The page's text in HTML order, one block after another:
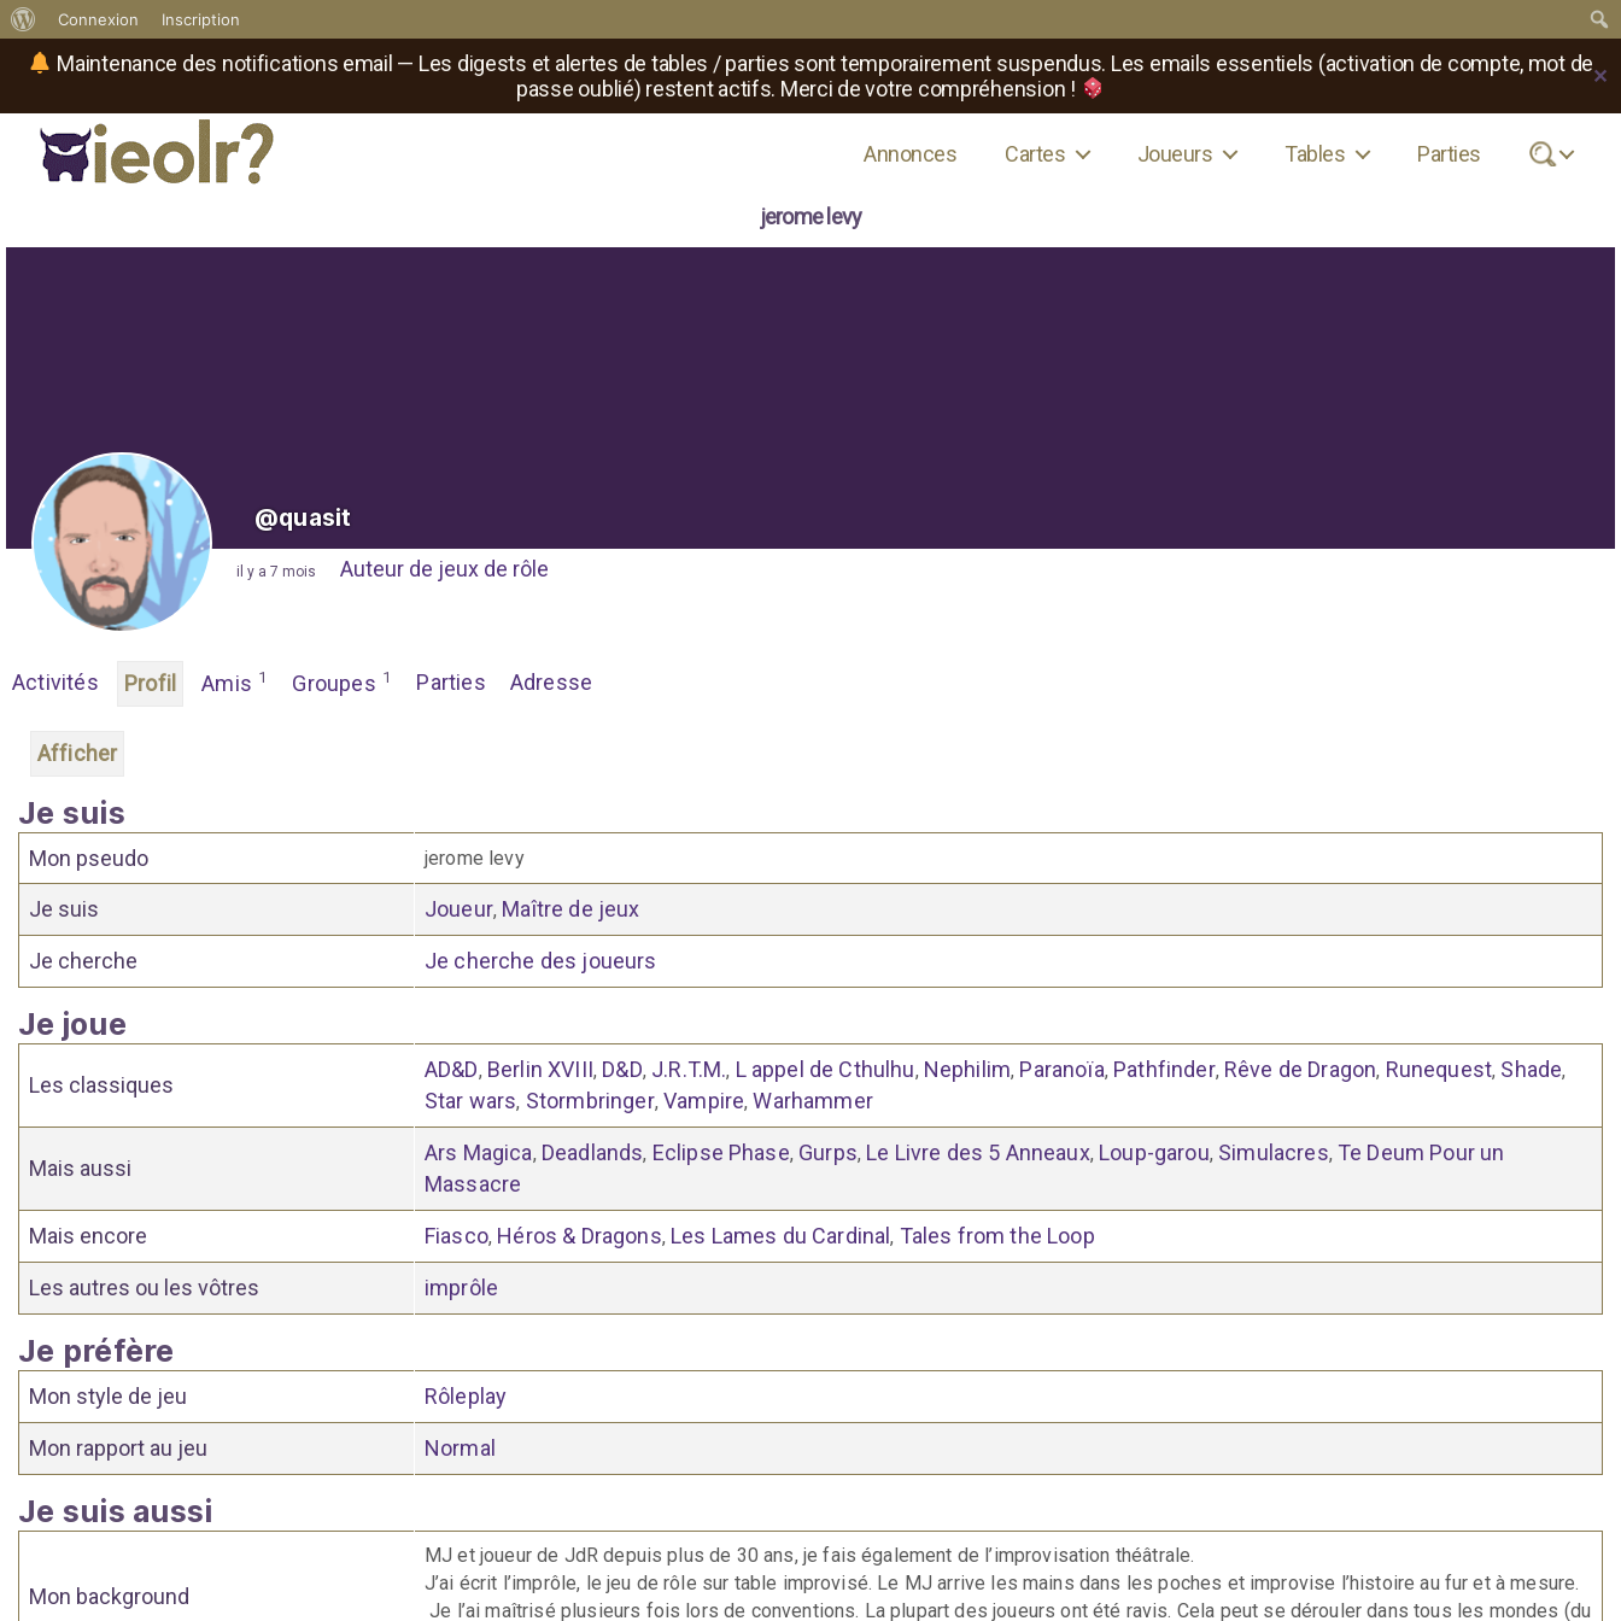
Maintenance des notifications email — Les digests et alertes de tables / parties sont temporairement suspendus. Les emails essentiels (activation de compte, mot de
passe oublié) restent actifs. Merci de votre compréhension !
✕
propos
WordPress
Connexion Inscription
où
Annonces Cartes Joueurs Tables Parties .
jerome levy
@quasit
il y a 7 mois Auteur de jeux de rôle
Activités Profil Amis 1 Groupes 1 Parties Adresse
Afficher
Je suis
Mon pseudo jerome levy
Je suis Joueur, Maître de jeux
Je cherche Je cherche des joueurs
Je joue
Les classiques
AD&D, Berlin XVIII, D&D, J.R.T.M., L appel de Cthulhu, Nephilim, Paranoïa, Pathfinder, Rêve de Dragon, Runequest, Shade,
Star wars, Stormbringer,Vampire,Warhammer
Mais aussi
Ars Magica, Deadlands, Eclipse Phase, Gurps, Le Livre des 5 Anneaux, Loup-garou, Simulacres, Te Deum Pour un
Massacre
Mais encore Fiasco, Héros & Dragons, Les Lames du Cardinal, Tales from the Loop
Les autres ou les vôtres imprôle
Je préfère
Mon style de jeu Rôleplay
Mon rapport au jeu Normal
Je suis aussi
Mon background
MJ et joueur de JdR depuis plus de 30 ans, je fais également de l’improvisation théâtrale.
J’ai écrit l’imprôle, lejeu de rôle sur table improvisé. Le MJ arrive les mains dans les poches et improvise l’histoire au fur et à mesure.
Je l’ai maîtrisé plusieurs fois lors de conventions. La plupart des joueurs ont été ravis. Cela peut se dérouler dans tous les mondes (du